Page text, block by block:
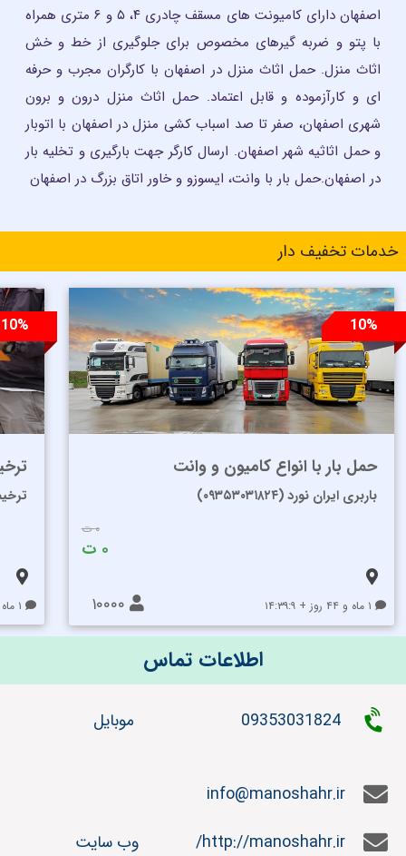
اصفهان دارای کامیونت های مسقف چادری ۴، ۵ و ۶ متری همراه
با پتو و ضربه گیرهای مخصوص برای جلوگیری از خط و خش
اثاث منزل. حمل اثاث منزل در اصفهان با کارگران مجرب و حرفه
ای و کارآزموده و قابل اعتماد. حمل اثاث منزل درون و برون
شهری اصفهان، صفر تا صد اسباب کشی منزل در اصفهان با اتوبار
و حمل اثاثیه شهر اصفهان. ارسال کارگر جهت بارگیری و تخلیه بار
در اصفهان.حمل بار با وانت، ایسوزو و خاور اتاق بزرگ در اصفهان
خدمات تخفیف دار
حمل بار با انواع کامیون و وانت
باربری ایران نورد (۰۹۳۵۳۰۳۱۸۲۴)
10%
۰ ت
۰ ت
۱ ماه و ۴۴ روز + ۱۴:۳۹:۹ ۱۰۰۰۰
10%
۱ ماه و ۴۶ روز + ۱۵:۳۹:۹
اطلاعات تماس
09353031824 موبایل
info@manoshahr.ir
http://manoshahr.ir/
وب سایت